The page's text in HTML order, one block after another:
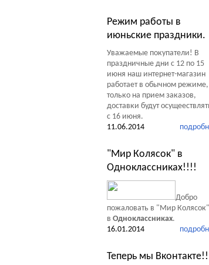
Режим работы в
июньские праздники.
Уважаемые покупатели! В
праздничные дни с 12 по 15
июня наш интернет-магазин
работает в обычном
только на прием заказов,
доставки будут
с 16 июня.
11.06.2014
"Мир Колясок" в
Одноклассниках!!!!
Добро
пожаловать в "Мир Колясок"
в Одноклассниках.
16.01.2014
Теперь мы